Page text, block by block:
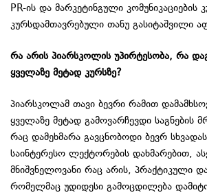
PR-ის და მარკეტინგული კომუნიკაციების
კურსდამთავრებული თანუ გასიტაშვილი
რა არის პიარსკოლის უპირტესობა, რა
ყველაზე მეტად კურსზე?
პიარსკოლამ თავი ბევრი რამით
ყველაზე მეტად გამოვარჩევდი საგნების
რაც დამეხმარა გავცნობოდი ბევრ
საინტერესო ლექტორების დახმარებით,
მნიშვნელოვანი რაც არის, პრაქტიკული
რომელმაც უდიდესი გამოცდილება